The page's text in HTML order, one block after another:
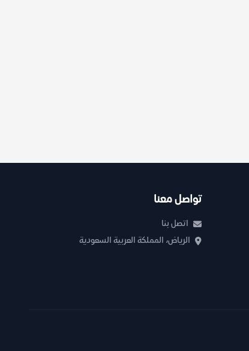
تواصل معنا
اتصل بنا
الرياض، المملكة العربية السعودية